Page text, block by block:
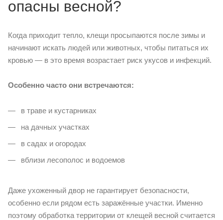
опасны весной?
Когда приходит тепло, клещи просыпаются после зимы и
начинают искать людей или животных, чтобы питаться их
кровью — в это время возрастает риск укусов и инфекций.
Особенно часто они встречаются:
в траве и кустарниках
на дачных участках
в садах и огородах
вблизи лесополос и водоемов
Даже ухоженный двор не гарантирует безопасности,
особенно если рядом есть заражённые участки. Именно
поэтому обработка территории от клещей весной считается